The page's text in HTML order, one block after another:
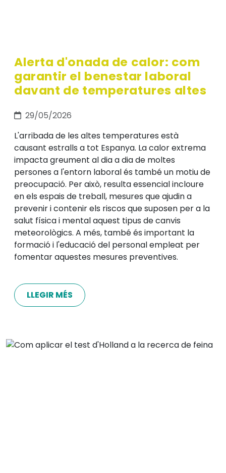
Alerta d'onada de calor: com
garantir el benestar laboral
davant de temperatures altes
29/05/2026
L'arribada de les altes temperatures està
causant estralls a tot Espanya. La calor extrema
impacta greument al dia a dia de moltes
persones a l'entorn laboral és també un motiu de
preocupació. Per això, resulta essencial incloure
en els espais de treball, mesures que ajudin a
prevenir i contenir els riscos que suposen per a la
salut física i mental aquest tipus de canvis
meteorològics. A més, també és important la
formació i l'educació del personal empleat per
fomentar aquestes mesures preventives.
LLEGIR MÉS